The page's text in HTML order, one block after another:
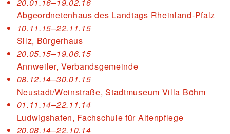
Abgeordnetenhaus des Landtags Rheinland-Pfalz
10.11.15–22.11.15
Silz, Bürgerhaus
20.05.15–19.06.15
Annweiler, Verbandsgemeinde
08.12.14–30.01.15
Neustadt/Weinstraße, Stadtmuseum Villa Böhm
01.11.14–22.11.14
Ludwigshafen, Fachschule für Altenpflege
20.08.14–22.10.14